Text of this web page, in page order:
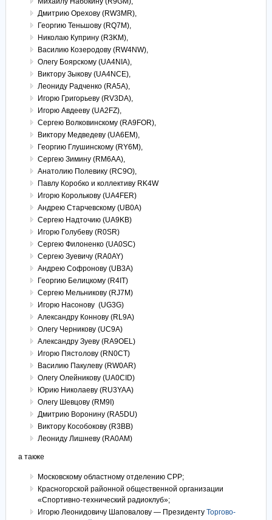
Дмитрию Орехову (RW3MR),
Георгию Теньшову (RQ7M),
Николаю Куприну (R3KM),
Василию Козеродову (RW4NW),
Олегу Боярскому (UA4NIA),
Виктору Зыкову (UA4NCE),
Леониду Радченко (RA5A),
Игорю Григорьеву (RV3DA),
Игорю Авдееву (UA2FZ),
Сергею Волковинскому (RA9FOR),
Виктору Медведеву (UA6EM),
Георгию Глушинскому (RY6M),
Сергею Зимину (RM6AA),
Анатолию Полевику (RC9O),
Павлу Коробко и коллективу RK4W
Игорю Королькову (UA4FER)
Андрею Старчевскому (UB0A)
Сергею Надточию (UA9KB)
Игорю Голубеву (R0SR)
Сергею Филоненко (UA0SC)
Сергею Зуевичу (RA0AY)
Андрею Софронову (UB3A)
Георгию Белицкому (R4IT)
Сергею Мельникову (RJ7M)
Игорю Насонову (UG3G)
Александру Коннову (RL9A)
Олегу Черникову (UC9A)
Александру Зуеву (RA9OEL)
Игорю Пястолову (RN0CT)
Василию Пакулеву (RW0AR)
Олегу Олейникову (UA0CID)
Юрию Николаеву (RU3YAA)
Олегу Шевцову (RM9I)
Дмитрию Воронину (RA5DU)
Виктору Кособокову (R3BB)
Леониду Лишневу (RA0AM)
а также
Московскому областному отделению СРР;
Красногорской районной общественной организации
«Спортивно-технический радиоклуб»;
Игорю Леонидовичу Шаповалову — Президенту Торгово-